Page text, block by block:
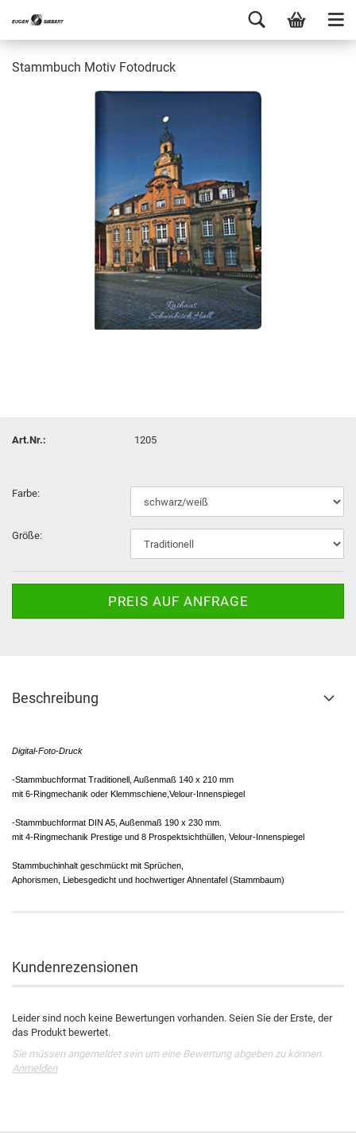
Stammbuch Motiv Fotodruck
Art.Nr.: 1205
Farbe:
Größe:
PREIS AUF ANFRAGE
Beschreibung
Digital-Foto-Druck
-Stammbuchformat Traditionell, Außenmaß 140 x 210 mm
mit 6-Ringmechanik oder Klemmschiene,Velour-Innenspiegel
-Stammbuchformat DIN A5, Außenmaß 190 x 230 mm.
mit 4-Ringmechanik Prestige und 8 Prospektsichthüllen, Velour-Innenspiegel
Stammbuchinhalt geschmückt mit Sprüchen,
Aphorismen, Liebesgedicht und hochwertiger Ahnentafel (Stammbaum)
Kundenrezensionen
Leider sind noch keine Bewertungen vorhanden. Seien Sie der Erste, der
das Produkt bewertet.
Sie müssen angemeldet sein um eine Bewertung abgeben zu können.
Anmelden